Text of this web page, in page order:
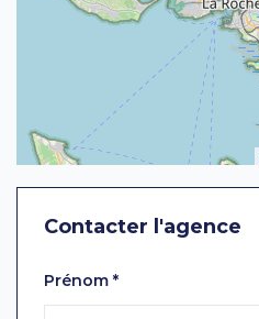
Contacter l'agence
Laissez ce champ vide
Prénom *